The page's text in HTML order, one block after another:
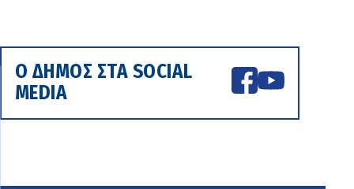
Ο ΔΗΜΟΣ ΣΤΑ SOCIAL
MEDIA